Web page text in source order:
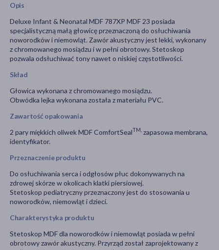
Opis
Deluxe Infant & Neonatal MDF 787XP MDF 23 posiada
specjalistyczną małą głowicę przeznaczoną do osłuchiwania
noworodków i niemowląt. Zawór akustyczny jest lekki, wykonany
z chromowanego mosiądzu i w pełni obrotowy. Stetoskop
pozwala odsłuchiwać tony nawet o niskiej częstotliwości.
Skład
Głowica wykonana z chromowanego mosiądzu.
Obwódka lejka wykonana została z materiału PVC.
Zawartość opakowania
2 pary miękkich oliwek MDF ComfortSealTM, zapasowa membrana,
identyfikator.
Przeznaczenie produktu
Do osłuchiwania serca i odgłosów płuc dokonywanych na
zdrowej skórze w okolicach klatki piersiowej.
Stetoskop pediatryczny przeznaczony jest do stosowania u
noworodków, niemowląt i dzieci.
Charakterystyka produktu
Stetoskop MDF dla noworodków i niemowląt posiada w pełni
obrotowy zawór akustyczny. Przyrząd został zaprojektowany z